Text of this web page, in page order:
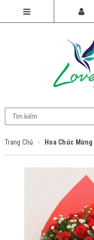
Trang Chủ Hoa Chúc Mừng